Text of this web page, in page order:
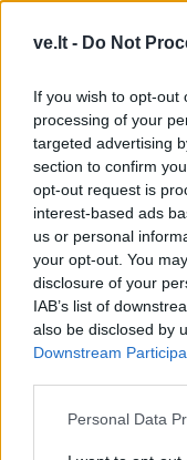
ve.lt - Do Not
If you wish to opt-out
processing of your
targeted advertising
section to confirm
opt-out request is
interest-based ads
us or personal
your opt-out. You
disclosure of your
IAB’s list of
also be disclosed by
Downstream
Personal Data
Naujojo segmento
regioninės
neutralaus
transformuoti
užsibrėžtų
meistriškumo